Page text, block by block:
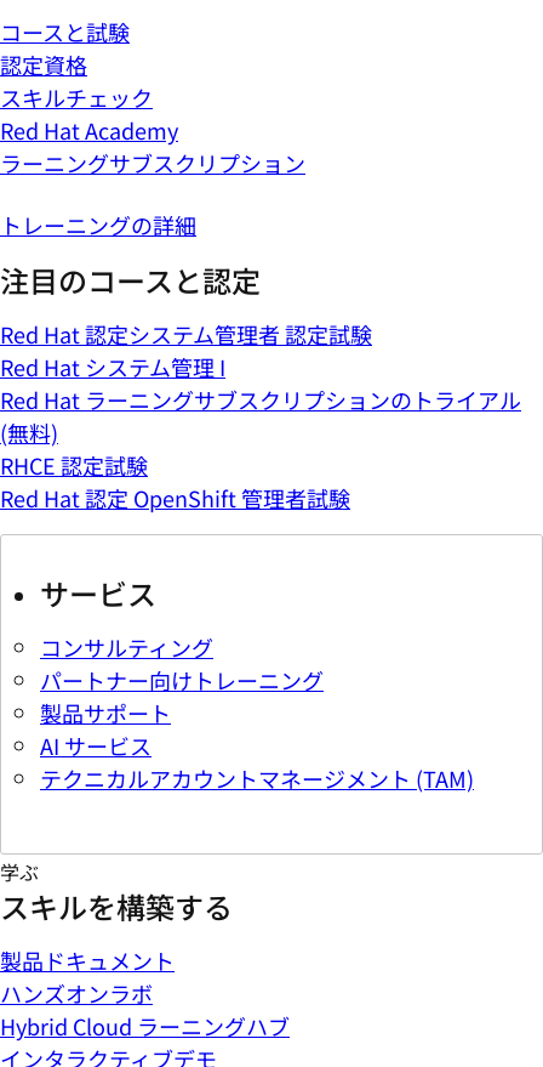
コースと試験
認定資格
スキルチェック
Red Hat Academy
ラーニングサブスクリプション
トレーニングの詳細
注目のコースと認定
Red Hat 認定システム管理者 認定試験
Red Hat システム管理 I
Red Hat ラーニングサブスクリプションのトライアル
(無料)
RHCE 認定試験
Red Hat 認定 OpenShift 管理者試験
サービス
コンサルティング
パートナー向けトレーニング
製品サポート
AI サービス
テクニカルアカウントマネージメント (TAM)
学ぶ
スキルを構築する
製品ドキュメント
ハンズオンラボ
Hybrid Cloud ラーニングハブ
インタラクティブデモ